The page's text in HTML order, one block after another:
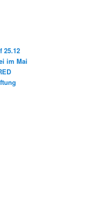
25.12
im Mai